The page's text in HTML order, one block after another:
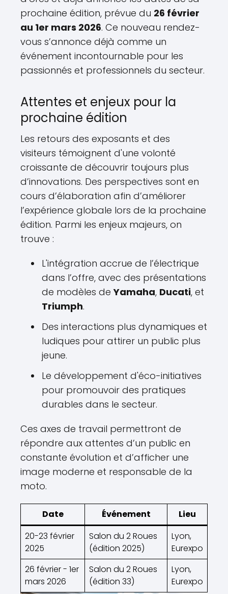
prochaine édition, prévue du 26 février
au 1er mars 2026. Ce nouveau rendez-
vous s’annonce déjà comme un
événement incontournable pour les
passionnés et professionnels du secteur.
Attentes et enjeux pour la
prochaine édition
Les retours des exposants et des
visiteurs témoignent d'une volonté
croissante de découvrir toujours plus
d’innovations. Des perspectives sont en
cours d’élaboration afin d’améliorer
l’expérience globale lors de la prochaine
édition. Parmi les enjeux majeurs, on
trouve :
L'intégration accrue de l’électrique
dans l’offre, avec des présentations
de modèles deYamaha, Ducati, et
Triumph.
Des interactions plus dynamiques et
ludiques pour attirer un public plus
jeune.
Le développement d'éco-initiatives
pour promouvoir des pratiques
durables dans le secteur.
Ces axes de travail permettront de
répondre aux attentes d’un public en
constante évolution et d’afficher une
image moderne et responsable de la
moto.
Date Événement
Lieu
20-23 février
2025
Salon du 2 Roues
(édition 2025)
Lyon,
Eurexpo
26 février - 1er
mars 2026
Salon du 2 Roues
(édition 33)
Lyon,
Eurexpo